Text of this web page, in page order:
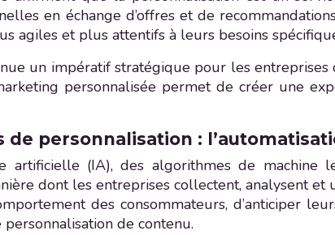
en échange d’offres et de
agiles et plus attentifs à leurs besoins
un impératif stratégique pour les
personnalisée permet de créer une
de personnalisation :
artificielle (IA), des algorithmes de
dont les entreprises collectent, analysent
des consommateurs, d’anticiper
de contenu.